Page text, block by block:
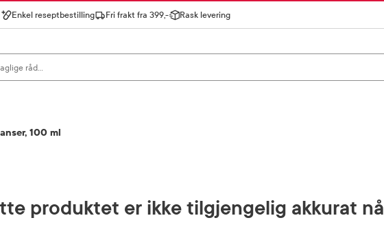
Enkel reseptbestilling Fri frakt fra 399,- Rask levering
100 ml
produktet er ikke tilgjengelig akkurat nå